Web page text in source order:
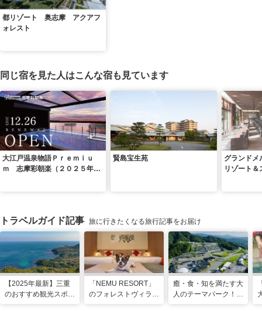
都リゾート 奥志摩 アクアフ
ォレスト
同じ宿を見た人はこんな宿も見ています
大江戸温泉物語Ｐｒｅｍｉｕ
ｍ 志摩彩朝楽（２０２５年１
賢島宝生苑
グランドメ
リゾート＆
トラベルガイド記事 旅に行きたくなる旅行記事をお届け
【2025年最新】三重
のおすすめ観光スポッ
「NEMU RESORT」
のフォレストヴィラ
癒・食・知を満たす大
人のテーマパーク！